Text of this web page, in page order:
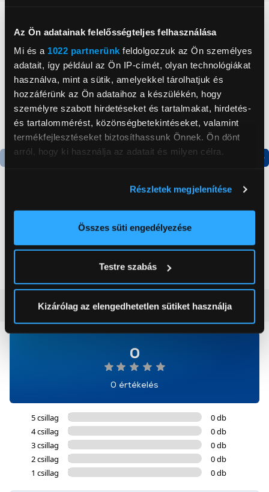
Az Ön adatainak felelősségteljes felhasználása
Mi és a 1022 partnerünk feldolgozzuk az Ön személyes
adatait, így például az Ön IP-címét, olyan technológiákat
használva, mint a sütik, amelyekkel tárolhatjuk és
hozzáférünk az Ön adataihoz a készülékén, hogy
személyre szabott hirdetéseket és tartalmakat, hirdetés-
és tartalommérést, közönségbetekintéseket, valamint
termékfejlesztéseket biztosíthassunk Önnek. Ön dönt
arról, hogy ki használja az adatait és milyen célra.
elhelyezkedéséről pár méteres pontossággal
Az Ön készülékén beazonosítása annak konkrét
módjairól és adja meg preferenciáit aRészletek
pontban. Bármikor módosíthatja vagy visszavonhatja a
Sütinyilatkozathoz való hozzájárulását.
cookie-k személyazonosítására nem alkalmasak,
szolgáltatásaink biztosításához szükségesek. Az oldal
használatával Ön elfogadja a cookie-k használatát.
Részletek megjelenítése
Összes süti engedélyezése
Testre szabás
Kizárólag az elengedhetetlen sütiket használja
by side hűtőszekrény
Alulfagyasztós
Vásárlói vélemények(0)
0
0 értékelés
5 csillag
0 db
4 csillag
0 db
3 csillag
0 db
2 csillag
0 db
1 csillag
0 db